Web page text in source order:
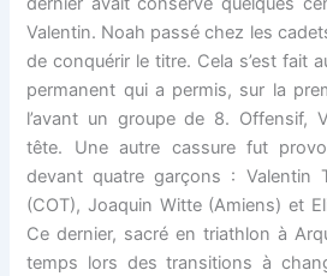
Valentin. Noah passé chez les
de conquérir le titre. Cela s’est fait
permanent qui a permis, sur la
l’avant un groupe de 8. Offensif,
tête. Une autre cassure fut
devant quatre garçons : Valentin
(COT), Joaquin Witte (Amiens) et
Ce dernier, sacré en triathlon à
temps lors des transitions à